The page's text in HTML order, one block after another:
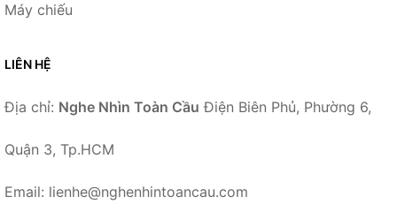
Máy chiếu
LIÊN HỆ
Địa chỉ: Nghe Nhìn Toàn Cầu Điện Biên Phủ, Phường 6,
Quận 3, Tp.HCM
Email: lienhe@nghenhintoancau.com